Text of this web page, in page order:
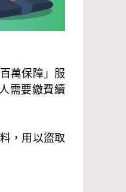
萬保障」服
需要繳費續
，用以盜取